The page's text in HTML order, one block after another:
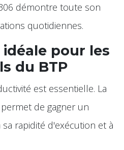
démontre toute son
quotidiennes.
pour les
du BTP
est essentielle. La
de gagner un
rapidité d'exécution et à